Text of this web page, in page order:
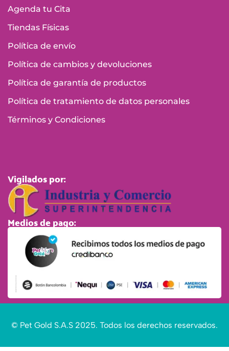
Agenda tu Cita
Tiendas Físicas
Política de envío
Política de cambios y devoluciones
Política de garantía de productos
Política de tratamiento de datos personales
Términos y Condiciones
Vigilados por:
Medios de pago:
© Pet Gold S.A.S 2025. Todos los derechos reservados.